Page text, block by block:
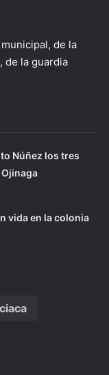
de la
de la guardia
Núñez los tres
vida en la colonia